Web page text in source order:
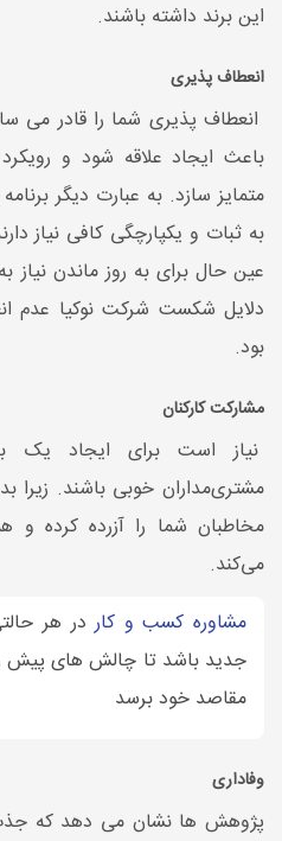
این برند داشته باشند.
انعطاف پذیری
انعطاف پذیری شما را قادر می
باعث ایجاد علاقه شود و
متمایز سازد. به عبارت دیگر
به ثبات و یکپارچگی کافی نیاز
عین حال برای به روز ماندن نیاز
دلایل شکست شرکت نوکیا عدم
بود.
مشارکت کارکنان
نیاز است برای ایجاد یک
مشتری‌مداران خوبی باشند. زیرا
مخاطبان شما را آزرده کرده
می‌کند.
مشاوره کسب و کاردر هر
جدید باشد تا چالش های پیش
مقاصد خود برسد
وفاداری